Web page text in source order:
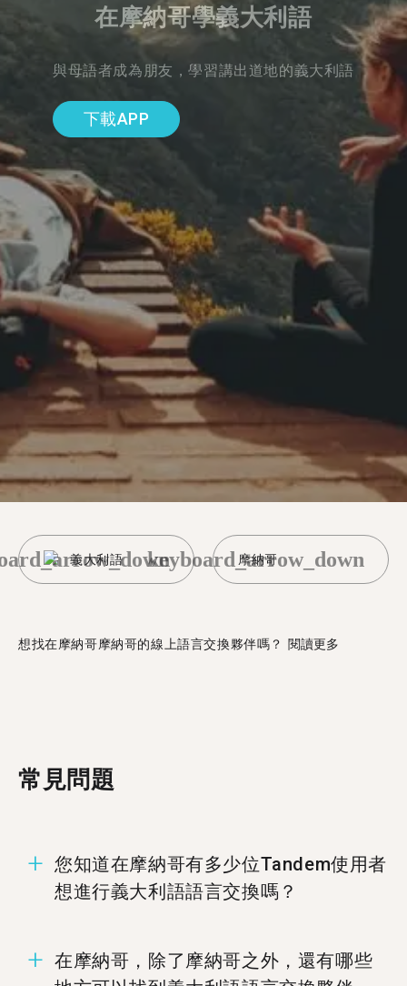
在摩納哥學義大利語
與母語者成為朋友，學習講出道地的義大利語
下載APP
義大利語 摩納哥
keyboard_arrow_down
想找在摩納哥摩納哥的線上語言交換夥伴嗎？ 閱讀更多
常見問題
您知道在摩納哥有多少位Tandem使用者
想進行義大利語語言交換嗎？
交換。
在摩納哥，除了摩納哥之外，還有哪些